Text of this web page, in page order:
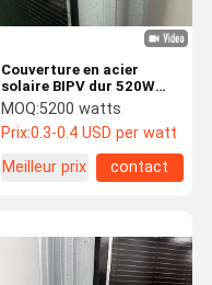
Couverture en acier
solaire BIPV dur 520W
pour les projets
écologiques
MOQ:5200 watts
Prix:0.3-0.4 USD per watt
Meilleur prix
contact